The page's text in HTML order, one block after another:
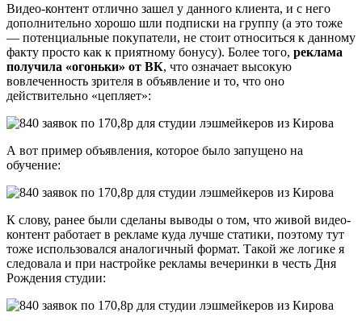
Видео-контент отлично зашел у данного клиента, и с него
дополнительно хорошо шли подписки на группу (а это тоже
— потенциальные покупатели, не стоит относиться к данному
факту просто как к приятному бонусу). Более того, реклама
получила «огоньки» от ВК, что означает высокую
вовлеченность зрителя в объявление и то, что оно
действительно «цепляет»:
А вот пример объявления, которое было запущено на
обучение:
К слову, ранее были сделаны выводы о том, что живой видео-
контент работает в рекламе куда лучше статики, поэтому тут
тоже использовался аналогичный формат. Такой же логике я
следовала и при настройке рекламы вечеринки в честь Дня
Рождения студии: